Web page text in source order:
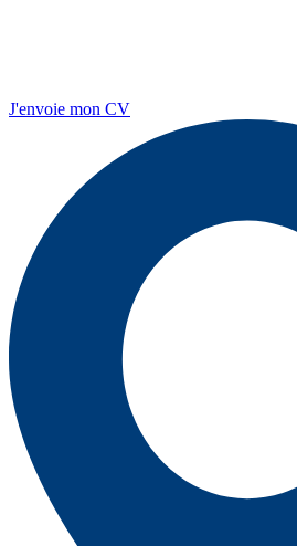
J'envoie mon CV